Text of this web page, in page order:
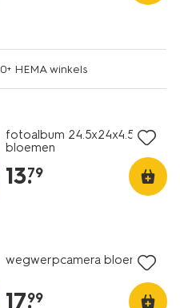
HEMA winkels
fotoalbum 24.5x24x4.5cm
bloemen
13.
79
wegwerpcamera bloemen
17.
99